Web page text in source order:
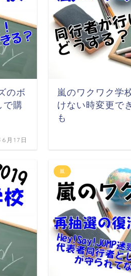
のボ
で購
月17日
嵐のワクワク学
けない時変更で
も
嵐